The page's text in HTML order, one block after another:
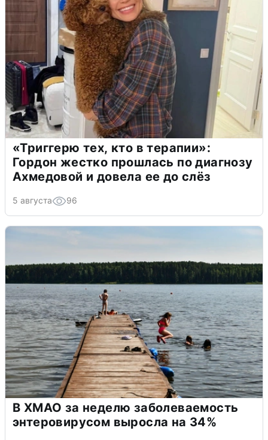
«Триггерю тех, кто в терапии»:
Гордон жестко прошлась по диагнозу
Ахмедовой и довела ее до слёз
5 августа 96
В ХМАО за неделю заболеваемость
энтеровирусом выросла на 34%